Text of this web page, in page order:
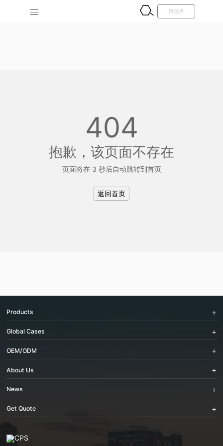
404
抱歉，该页面不存在
页面将在 3 秒后自动跳转到首页
返回首页
Products
Global Cases
OEM/ODM
About Us
News
Get Quote